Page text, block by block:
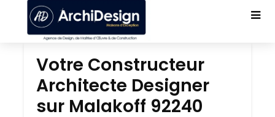
Votre Constructeur
Architecte Designer
sur Malakoff 92240